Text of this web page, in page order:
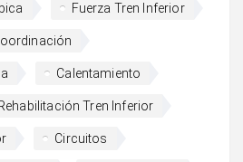
Fuerza Tren Inferior
Calentamiento
Rehabilitación Tren Inferior
Circuitos